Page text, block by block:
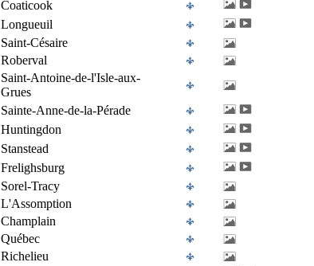
Coaticook
Longueuil
Saint-Césaire
Roberval
Saint-Antoine-de-l'Isle-aux-
Grues
Sainte-Anne-de-la-Pérade
Huntingdon
Stanstead
Frelighsburg
Sorel-Tracy
L'Assomption
Champlain
Québec
Richelieu